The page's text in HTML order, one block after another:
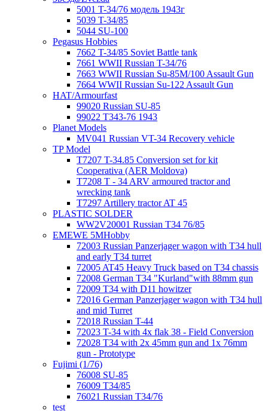
5001 T-34/76 модель 1943г
5039 T-34/85
5044 SU-100
Pegasus Hobbies
7662 T-34/85 Soviet Battle tank
7661 WWII Russian T-34/76
7663 WWII Russian Su-85M/100 Assault Gun
7664 WWII Russian Su-122 Assault Gun
HAT/Armourfast
99020 Russian SU-85
99022 T343-76 1943
Planet Models
MV041 Russian VT-34 Recovery vehicle
TP Model
T7207 T-34.85 Conversion set for kit
Cooperativa (AER Moldova)
T7208 T - 34 ARV armoured tractor and
wrecking tank
T7297 Artillery tractor AT 45
PLASTIC SOLDER
WW2V20001 Russian T34 76/85
EMEWE 5MHobby
72003 Russian Panzerjager wagon with T34 hull
and early T34 turret
72005 AT45 Heavy Truck based on T34 chassis
72008 German T34 "Kurland"with 88mm gun
72009 T34 with D11 howitzer
72016 German Panzerjager wagon with T34 hull
and mid Turret
72018 Russian T-44
72023 T-34 with 4x flak 38 - Field Conversion
72028 T34 with 2x 45mm gun and 1x 76mm
gun - Prototype
Fujimi (1/76)
76008 SU-85
76009 T34/85
76021 Russian T34/76
test